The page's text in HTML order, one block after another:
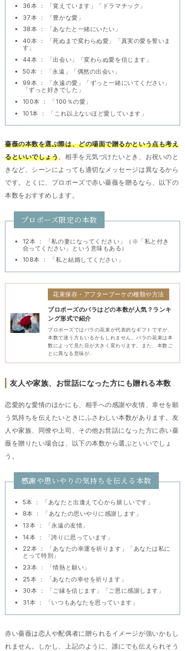
36本 ： 「覚えています」「ドラマチック」
37本 ： 「豊かな愛」
38本 ： 「あなたと一緒にいたい」
40本 ： 「死ぬまで変わらぬ愛」「真実の愛を誓いま
す」
44本 ： 「出会い」「変わらぬ愛を信じます」
50本 ： 「永遠」「偶然の出会い」
99本 ： 「永遠の愛」「ずっと一緒にいてください」
「ずっと好きでした」
100本 ： 「100％の愛」
101本 ： 「これ以上ないほど愛しています」
薔薇の本数を選ぶ際は、どの場面で贈るかという点も考え
るといいでしょう。相手を元気づけたいとき、お祝いのと
きなど、シーンによっても適切なメッセージは異なるから
です。とくに、プロポーズで赤い薔薇を贈るなら、以下の
本数をおすすめします。
プロポーズ限定の本数
12本 ： 「私の妻になってください」（※「私と付き
合ってください」という意味もある）
108本 ： 「私と結婚してください」
花束保存・アフターブーケの種類や方法
プロポーズのバラはどの本数が人気？ランキ
ング形式で紹介
プロポーズではバラの花束が代表的なギフトですが、
本数で迷う方もいるかもしれません。バラの花束は本
数によって見た目が大きく変わります。また、本数ご
とに異なる意味が…
友人や家族、お世話になった方にも贈れる本数
恋愛的な愛情のほかにも、相手への感謝や友情、幸せを願
う気持ちを伝えたいときにふさわしい本数があります。友
人や家族、同僚や上司、その他お世話になった方に赤い薔
薇を贈りたい場合は、以下の本数から選ぶといいでしょ
う。
感謝や思いやりの気持ちを伝える本数
5本 ： 「あなたと出逢えて心から嬉しいです」
8本 ： 「あなたの思いやりに感謝します」
13本 ： 「永遠の友情」
14本 ： 「誇りに思っています」
22本 ： 「あなたの幸運を祈ります」「あなたは私に
とって特別」
23本 ： 「情熱と願い」
25本 ： 「あなたの幸せを祈ります」
30本 ： 「ご縁を信じます」「ご恩に感謝します」
31本 ： 「いつもあなたを思っています」
赤い薔薇は恋人や配偶者に贈られるイメージが強いかもし
れません。しかし、上記のように、誰にでも伝えられそう